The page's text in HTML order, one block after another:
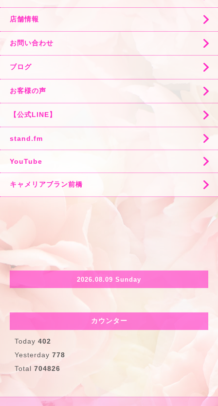
店舗情報
お問い合わせ
ブログ
お客様の声
【公式LINE】
stand.fm
YouTube
キャメリアブラン前橋
2026.08.09 Sunday
カウンター
Today 402
Yesterday 778
Total 704826